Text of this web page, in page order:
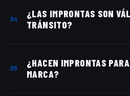
propietario. El inspector
algo adicional según el
04
¿LAS IMPRONTAS SON
TRÁNSITO?
específicamente para
ante las autoridades de
05
¿HACEN IMPRONTAS
MARCA?